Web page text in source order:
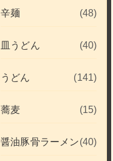
辛麺 (48)
皿うどん (40)
うどん (141)
蕎麦 (15)
醤油豚骨ラーメン(40)